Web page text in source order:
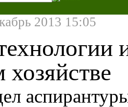
2013 15:05
хозяйстве